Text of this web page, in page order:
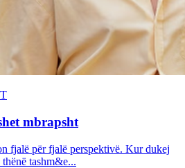
mbrapsht
fjalë për fjalë perspektivë. Kur dukej
tashm&e...